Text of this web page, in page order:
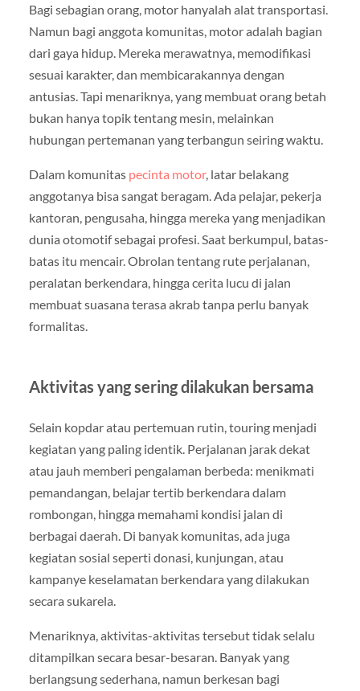
Bagi sebagian orang, motor hanyalah alat transportasi.
Namun bagi anggota komunitas, motor adalah bagian
dari gaya hidup. Mereka merawatnya, memodifikasi
sesuai karakter, dan membicarakannya dengan
antusias. Tapi menariknya, yang membuat orang betah
bukan hanya topik tentang mesin, melainkan
hubungan pertemanan yang terbangun seiring waktu.
Dalam komunitas pecinta motor, latar belakang
anggotanya bisa sangat beragam. Ada pelajar, pekerja
kantoran, pengusaha, hingga mereka yang menjadikan
dunia otomotif sebagai profesi. Saat berkumpul, batas-
batas itu mencair. Obrolan tentang rute perjalanan,
peralatan berkendara, hingga cerita lucu di jalan
membuat suasana terasa akrab tanpa perlu banyak
formalitas.
Aktivitas yang sering dilakukan bersama
Selain kopdar atau pertemuan rutin, touring menjadi
kegiatan yang paling identik. Perjalanan jarak dekat
atau jauh memberi pengalaman berbeda: menikmati
pemandangan, belajar tertib berkendara dalam
rombongan, hingga memahami kondisi jalan di
berbagai daerah. Di banyak komunitas, ada juga
kegiatan sosial seperti donasi, kunjungan, atau
kampanye keselamatan berkendara yang dilakukan
secara sukarela.
Menariknya, aktivitas-aktivitas tersebut tidak selalu
ditampilkan secara besar-besaran. Banyak yang
berlangsung sederhana, namun berkesan bagi